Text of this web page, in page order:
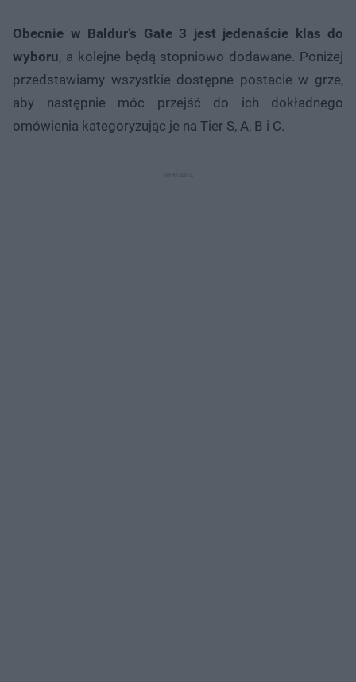
Obecnie w Baldur’s Gate 3 jest jedenaście klas do
wyboru, a kolejne będą stopniowo dodawane. Poniżej
przedstawiamy wszystkie dostępne postacie w grze,
aby następnie móc przejść do ich dokładnego
omówienia kategoryzując je na Tier S, A, B i C.